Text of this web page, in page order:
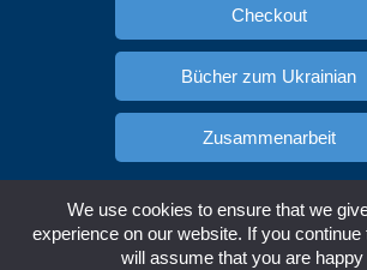
Checkout
Bücher zum Ukrainian
Zusammenarbeit
Copyright © Ukracademia.com. All
We use cookies to ensure that we
experience on our website. If you
will assume that you are happy